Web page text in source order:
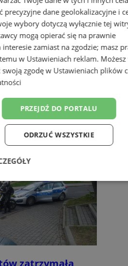
Rodziny w
plusy jej posiadania
zatrzymała
precyzyjne dane geolokalizacyjne i
wybory dotyczą wyłącznie tej
mogą opierać się na prawnie
zamiast na zgodzie; masz
w Ustawieniach reklam.
zgodę w Ustawieniach plików
PRZEJDŹ DO PORTALU
ODRZUĆ WSZYSTKIE
Wydajność